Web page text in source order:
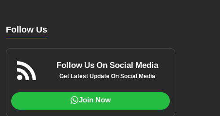
Follow Us
Follow Us On Social Media
Get Latest Update On Social Media
Join Now